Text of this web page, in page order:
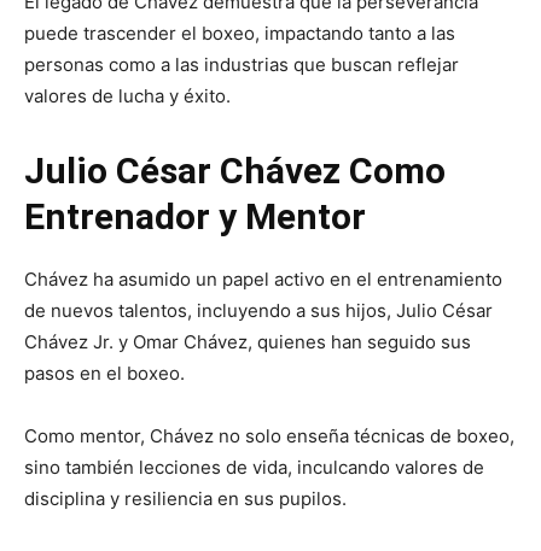
puede trascender el boxeo, impactando tanto a las
personas como a las industrias que buscan reflejar
valores de lucha y éxito.
Julio César Chávez Como
Entrenador y Mentor
Chávez ha asumido un papel activo en el entrenamiento
de nuevos talentos, incluyendo a sus hijos, Julio César
Chávez Jr. y Omar Chávez, quienes han seguido sus
pasos en el boxeo.
Como mentor, Chávez no solo enseña técnicas de boxeo,
sino también lecciones de vida, inculcando valores de
disciplina y resiliencia en sus pupilos.